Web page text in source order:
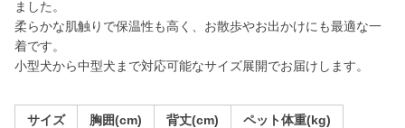
ました。
柔らかな肌触りで保温性も高く、お散歩やお出かけにも最適な一
着です。
小型犬から中型犬まで対応可能なサイズ展開でお届けします。
サイズ 胸囲(cm) 背丈(cm) ペット体重(kg)